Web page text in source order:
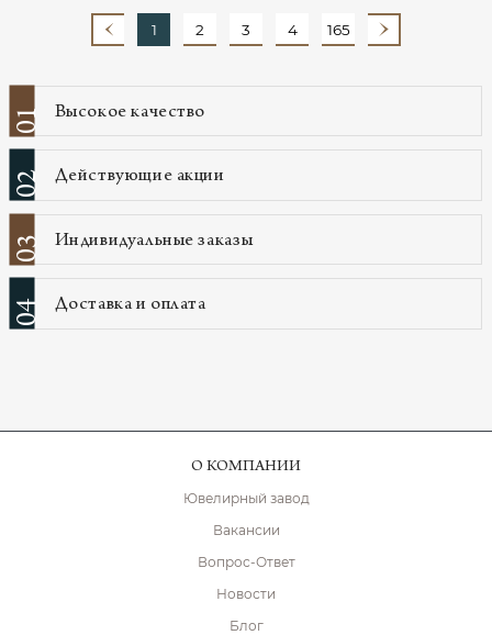
1 2 3 4 165
01 Высокое качество
02 Действующие акции
03 Индивидуальные заказы
04 Доставка и оплата
О КОМПАНИИ
Ювелирный завод
Вакансии
Вопрос-Ответ
Новости
Блог